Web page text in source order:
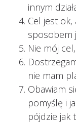
innym
Cel jest
sposobem
Nie mój
nie mam
Obawiam
pomyślę i
pójdzie jak